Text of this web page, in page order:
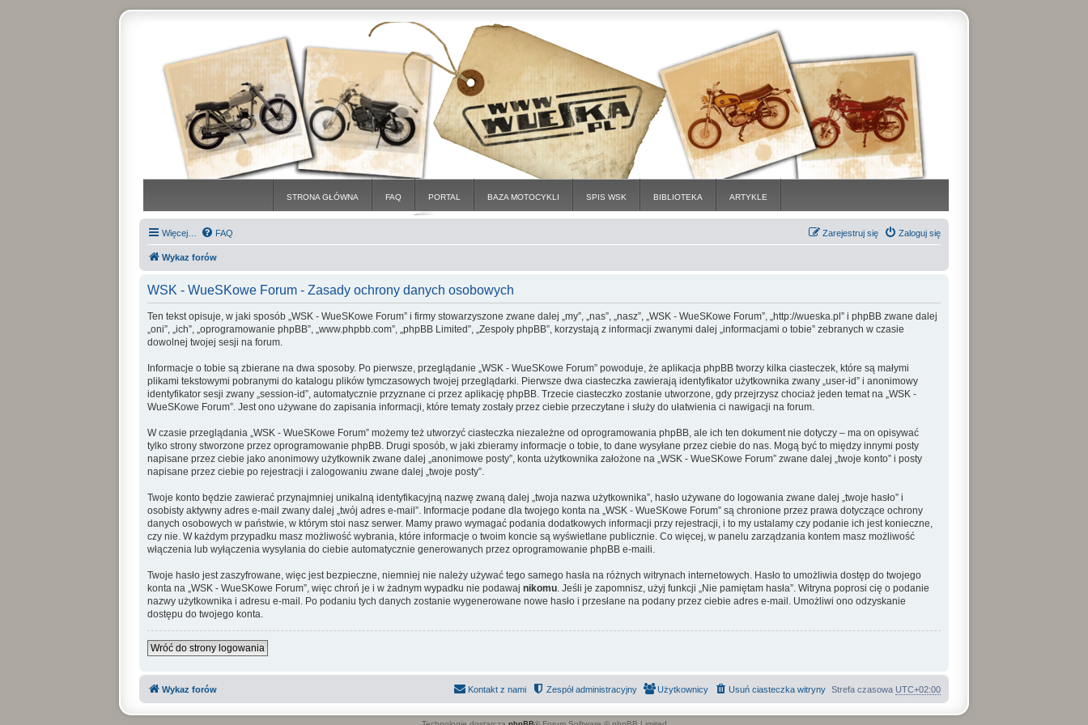
STRONA GŁÓWNA FAQ PORTAL BAZA MOTOCYKLI SPIS WSK BIBLIOTEKA ARTYKLE
Więcej… FAQ Zaloguj się
Zarejestruj się
Wykaz forów
WSK - WueSKowe Forum - Zasady ochrony danych osobowych
Ten tekst opisuje, w jaki sposób „WSK - WueSKowe Forum” i firmy stowarzyszone zwane dalej „my”, „nas”, „nasz”, „WSK - WueSKowe Forum”, „http://wueska.pl” i phpBB zwane dalej
„oni”, „ich”, „oprogramowanie phpBB”, „www.phpbb.com”, „phpBB Limited”, „Zespoły phpBB”, korzystają z informacji zwanymi dalej „informacjami o tobie” zebranych w czasie
dowolnej twojej sesji na forum.
Informacje o tobie są zbierane na dwa sposoby. Po pierwsze, przeglądanie „WSK - WueSKowe Forum” powoduje, że aplikacja phpBB tworzy kilka ciasteczek, które są małymi
plikami tekstowymi pobranymi do katalogu plików tymczasowych twojej przeglądarki. Pierwsze dwa ciasteczka zawierają identyfikator użytkownika zwany „user-id” i anonimowy
identyfikator sesji zwany „session-id”, automatycznie przyznane ci przez aplikację phpBB. Trzecie ciasteczko zostanie utworzone, gdy przejrzysz chociaż jeden temat na „WSK -
WueSKowe Forum”. Jest ono używane do zapisania informacji, które tematy zostały przez ciebie przeczytane i służy do ułatwienia ci nawigacji na forum.
W czasie przeglądania „WSK - WueSKowe Forum” możemy też utworzyć ciasteczka niezależne od oprogramowania phpBB, ale ich ten dokument nie dotyczy – ma on opisywać
tylko strony stworzone przez oprogramowanie phpBB. Drugi sposób, w jaki zbieramy informacje o tobie, to dane wysyłane przez ciebie do nas. Mogą być to między innymi posty
napisane przez ciebie jako anonimowy użytkownik zwane dalej „anonimowe posty”, konta użytkownika założone na „WSK - WueSKowe Forum” zwane dalej „twoje konto” i posty
napisane przez ciebie po rejestracji i zalogowaniu zwane dalej „twoje posty”.
Twoje konto będzie zawierać przynajmniej unikalną identyfikacyjną nazwę zwaną dalej „twoja nazwa użytkownika”, hasło używane do logowania zwane dalej „twoje hasło” i
osobisty aktywny adres e-mail zwany dalej „twój adres e-mail”. Informacje podane dla twojego konta na „WSK - WueSKowe Forum” są chronione przez prawa dotyczące ochrony
danych osobowych w państwie, w którym stoi nasz serwer. Mamy prawo wymagać podania dodatkowych informacji przy rejestracji, i to my ustalamy czy podanie ich jest konieczne,
czy nie. W każdym przypadku masz możliwość wybrania, które informacje o twoim koncie są wyświetlane publicznie. Co więcej, w panelu zarządzania kontem masz możliwość
włączenia lub wyłączenia wysyłania do ciebie automatycznie generowanych przez oprogramowanie phpBB e-maili.
Twoje hasło jest zaszyfrowane, więc jest bezpieczne, niemniej nie należy używać tego samego hasła na różnych witrynach internetowych. Hasło to umożliwia dostęp do twojego
konta na „WSK - WueSKowe Forum”, więc chroń je i w żadnym wypadku nie podawaj nikomu. Jeśli je zapomnisz, użyj funkcji „Nie pamiętam hasła”. Witryna poprosi cię o podanie
nazwy użytkownika i adresu e-mail. Po podaniu tych danych zostanie wygenerowane nowe hasło i przesłane na podany przez ciebie adres e-mail. Umożliwi ono odzyskanie
dostępu do twojego konta.
Wróć do strony logowania
Wykaz forów Strefa czasowa UTC+02:00
Usuń ciasteczka witryny
Użytkownicy
Zespół administracyjny
Kontakt z nami